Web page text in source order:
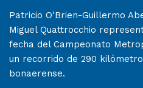
Patricio O'Brien-Guillermo
Miguel Quattrocchio
fecha del Campeonato
un recorrido de 290
bonaerense.